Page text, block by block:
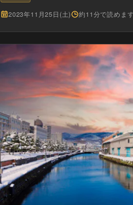
2023年11月25日(土) 約11分で読めます